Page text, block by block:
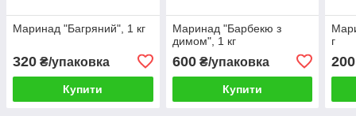
Маринад "Багряний", 1 кг
320 ₴/упаковка
Купити
Маринад "Барбекю з
димом", 1 кг
600₴/упаковка
Купити
г
200